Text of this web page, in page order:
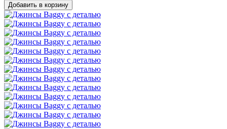
Добавить в корзину